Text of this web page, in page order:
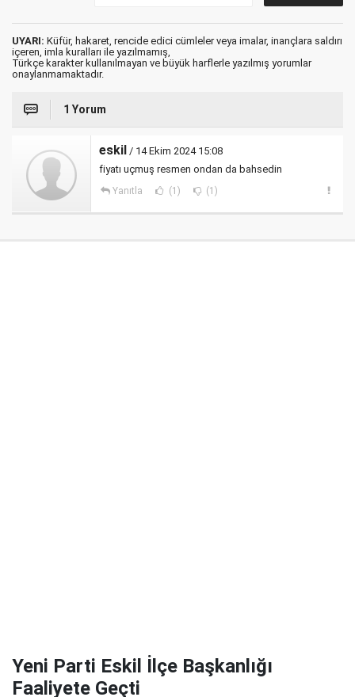
UYARI: Küfür, hakaret, rencide edici cümleler veya imalar, inançlara saldırı
içeren, imla kuralları ile yazılmamış,
Türkçe karakter kullanılmayan ve büyük harflerle yazılmış yorumlar
onaylanmamaktadır.
1 Yorum
eskil / 14 Ekim 2024 15:08
fiyatı uçmuş resmen ondan da bahsedin
Yanıtla (1) (1)
Yeni Parti Eskil İlçe Başkanlığı
Faaliyete Geçti